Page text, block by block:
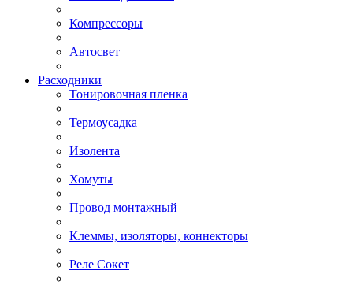
Компрессоры
Автосвет
Расходники
Тонировочная пленка
Термоусадка
Изолента
Хомуты
Провод монтажный
Клеммы, изоляторы, коннекторы
Реле Сокет